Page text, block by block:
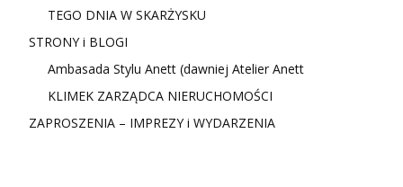
TEGO DNIA W SKARŻYSKU
STRONY i BLOGI
Ambasada Stylu Anett (dawniej Atelier Anett
KLIMEK ZARZĄDCA NIERUCHOMOŚCI
ZAPROSZENIA – IMPREZY i WYDARZENIA